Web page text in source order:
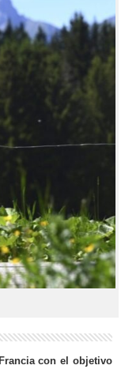
con el objetivo